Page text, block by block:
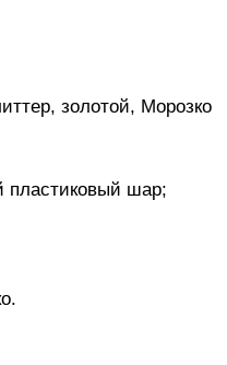
золотой, Морозко
пластиковый шар;